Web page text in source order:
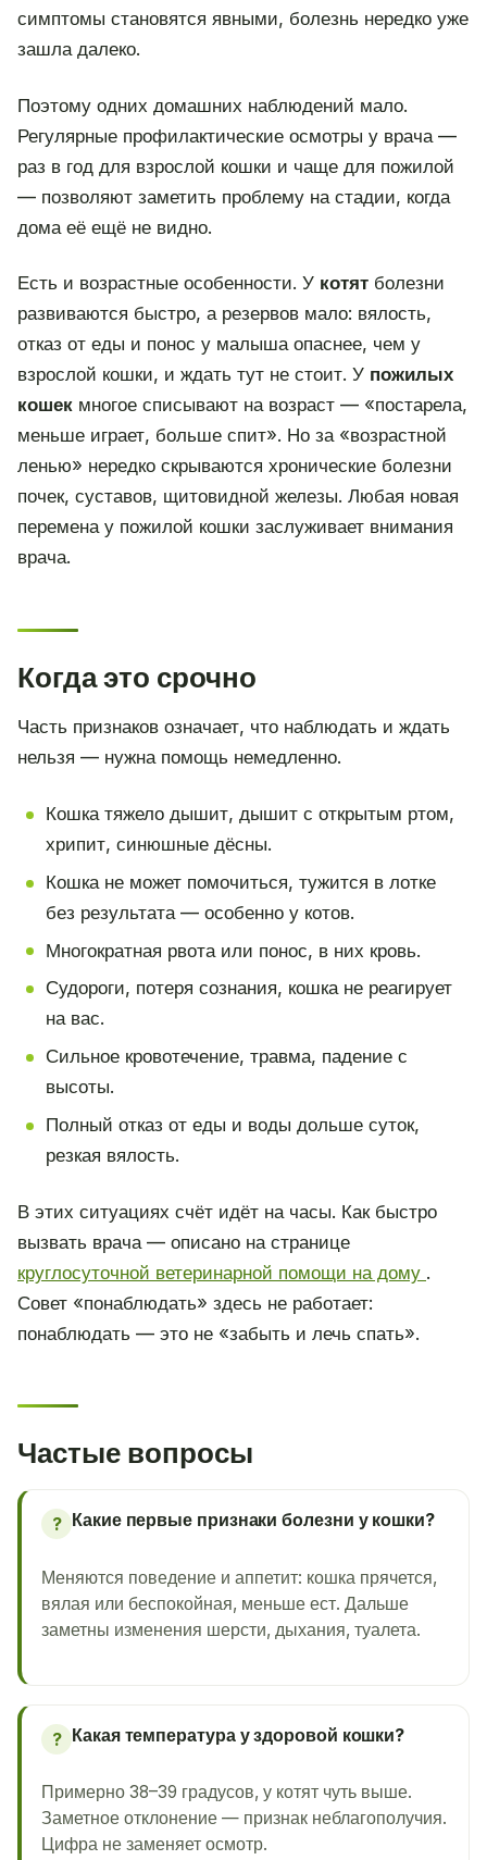
симптомы становятся явными, болезнь нередко уже
зашла далеко.
Поэтому одних домашних наблюдений мало.
Регулярные профилактические осмотры у врача —
раз в год для взрослой кошки и чаще для пожилой
— позволяют заметить проблему на стадии, когда
дома её ещё не видно.
Есть и возрастные особенности. У котят болезни
развиваются быстро, а резервов мало: вялость,
отказ от еды и понос у малыша опаснее, чем у
взрослой кошки, и ждать тут не стоит. У пожилых
кошек многое списывают на возраст — «постарела,
меньше играет, больше спит». Но за «возрастной
ленью» нередко скрываются хронические болезни
почек, суставов, щитовидной железы. Любая новая
перемена у пожилой кошки заслуживает внимания
врача.
Когда это срочно
Часть признаков означает, что наблюдать и ждать
нельзя — нужна помощь немедленно.
Кошка тяжело дышит, дышит с открытым ртом,
хрипит, синюшные дёсны.
Кошка не может помочиться, тужится в лотке
без результата — особенно у котов.
Многократная рвота или понос, в них кровь.
Судороги, потеря сознания, кошка не реагирует
на вас.
Сильное кровотечение, травма, падение с
высоты.
Полный отказ от еды и воды дольше суток,
резкая вялость.
В этих ситуациях счёт идёт на часы. Как быстро
вызвать врача — описано на странице
круглосуточной ветеринарной помощи на дому .
Совет «понаблюдать» здесь не работает:
понаблюдать — это не «забыть и лечь спать».
Частые вопросы
? Какие первые признаки болезни у кошки?
Меняются поведение и аппетит: кошка прячется,
вялая или беспокойная, меньше ест. Дальше
заметны изменения шерсти, дыхания, туалета.
? Какая температура у здоровой кошки?
Примерно 38–39 градусов, у котят чуть выше.
Заметное отклонение — признак неблагополучия.
Цифра не заменяет осмотр.